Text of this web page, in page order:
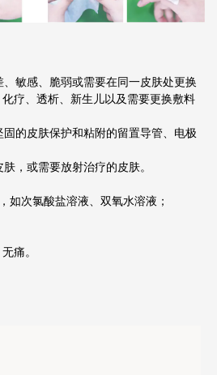
敏感、脆弱或需要在同一皮肤处更换
疗、透析、新生儿以及需要更换敷料
的皮肤保护和粘附的留置导管、电极
，或需要放射治疗的皮肤。
如次氯酸盐溶液、双氧水溶液；
痛。